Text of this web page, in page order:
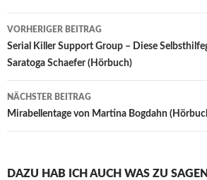
Beitragsnavigation
VORHERIGER BEITRAG
Serial Killer Support Group – Diese
Saratoga Schaefer (Hörbuch)
NÄCHSTER BEITRAG
Mirabellentage von Martina Bogdahn
DAZU HAB ICH AUCH WAS ZU